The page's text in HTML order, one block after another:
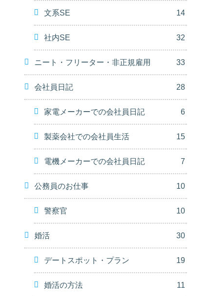
文系SE 14
社内SE 32
ニート・フリーター・非正規雇用 33
会社員日記 28
家電メーカーでの会社員日記 6
製薬会社での会社員生活 15
電機メーカーでの会社員日記 7
公務員のお仕事 10
警察官 10
婚活 30
デートスポット・プラン 19
婚活の方法 11